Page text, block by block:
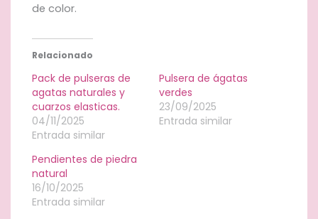
de color.
Relacionado
Pack de pulseras de
agatas naturales y
cuarzos elasticas.
04/11/2025
Entrada similar
Pulsera de ágatas
verdes
23/09/2025
Entrada similar
Pendientes de piedra
natural
16/10/2025
Entrada similar